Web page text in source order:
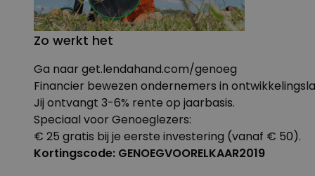
Zo werkt het
Ga naar get.lendahand.com/genoeg
Financier bewezen ondernemers in
Jij ontvangt 3-6% rente op jaarbasis.
Speciaal voor Genoeglezers:
€ 25 gratis bij je eerste investering (vanaf € 50).
Kortingscode: GENOEGVOORELKAAR2019